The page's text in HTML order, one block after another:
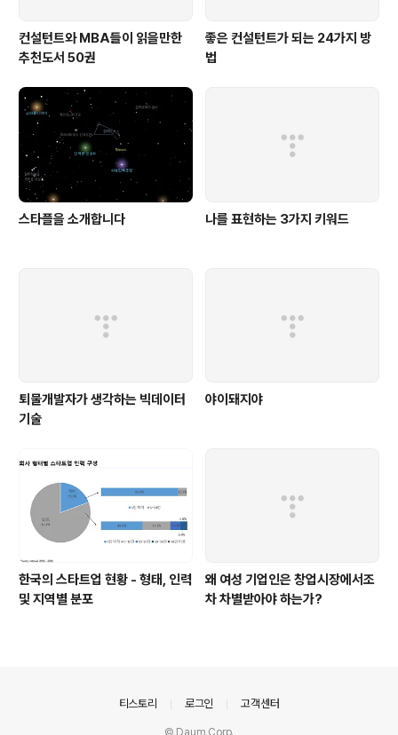
컨설턴트와 MBA들이 읽을만한
추천도서 50권
좋은 컨설턴트가 되는 24가지 방
법
스타플을 소개합니다 나를 표현하는 3가지 키워드
퇴물개발자가 생각하는 빅데이터
기술
야이돼지야
한국의 스타트업 현황 - 형태, 인력
및 지역별 분포
왜 여성 기업인은 창업시장에서조
차 차별받아야 하는가?
티스토리 로그인 고객센터